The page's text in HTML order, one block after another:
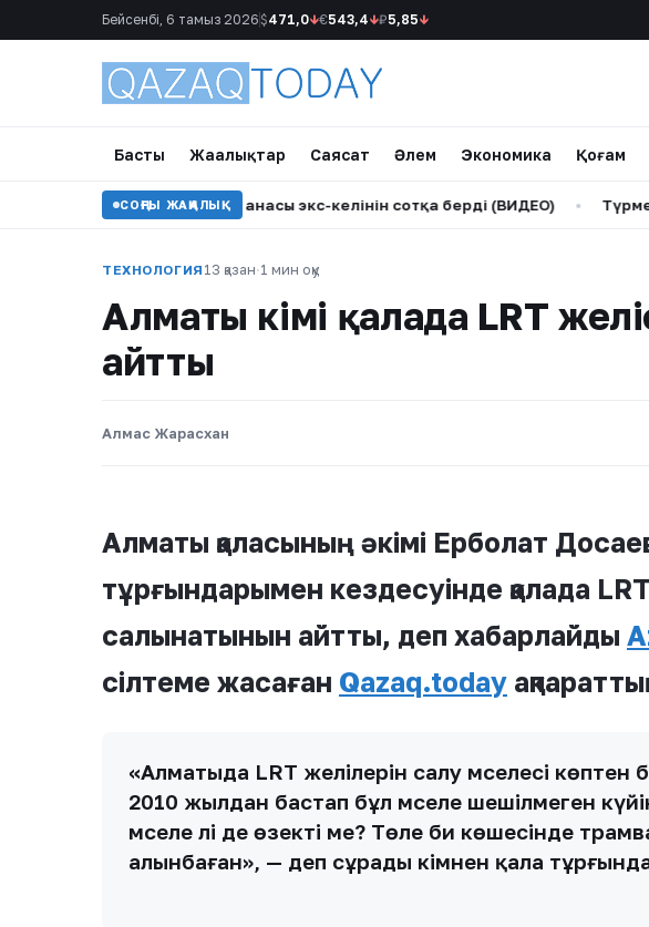
Бейсенбі, 6 тамыз 2026 $471,0↓€543,4↓₽5,85↓
Басты Жаңалықтар Саясат Әлем Экономика Қоғам
СОҢҒЫ ЖАҢАЛЫҚ
отыр: Бишімбаевтың анасы экс-келінін сотқа берді (ВИДЕО) • Түрмеде
ТЕХНОЛОГИЯ 13 қазан·1 мин оқу
Алматы әкімі қалада LRT
айтты
Алмас Жарасхан
Алматы қаласының әкімі Ерболат
тұрғындарымен кездесуінде қалада LRT
салынатынын айтты, деп хабарлайды
сілтеме жасаған Qazaq.today
«Алматыда LRT желілерін салу мәселесі көптен
2010 жылдан бастап бұл мәселе шешілмеген
мәселе әлі де өзекті ме? Төле би көшесінде
алынбаған», — деп сұрады әкімнен қала